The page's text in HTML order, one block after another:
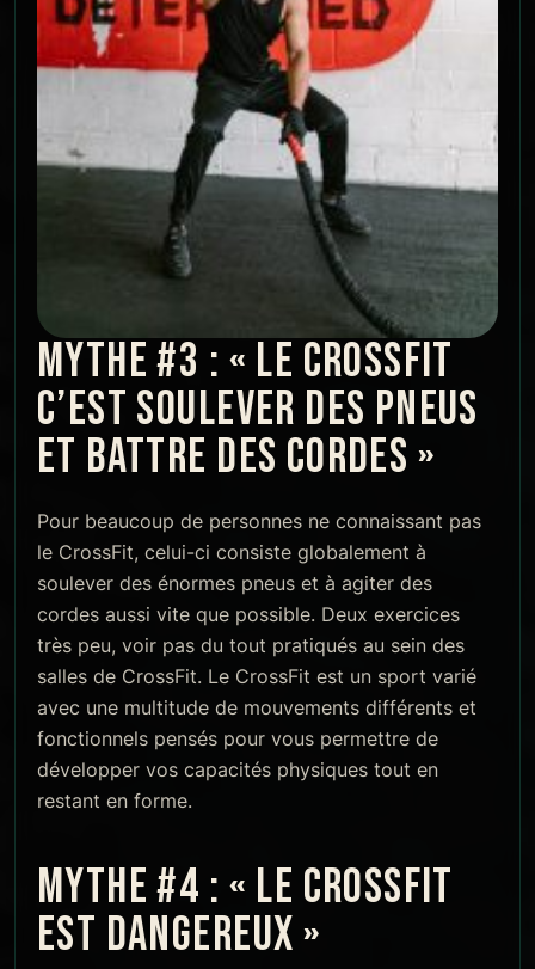
MYTHE #3 : « LE CROSSFIT
C’EST SOULEVER DES PNEUS
ET BATTRE DES CORDES »
Pour beaucoup de personnes ne connaissant pas
le CrossFit, celui-ci consiste globalement à
soulever des énormes pneus et à agiter des
cordes aussi vite que possible. Deux exercices
très peu, voir pas du tout pratiqués au sein des
salles de CrossFit. Le CrossFit est un sport varié
avec une multitude de mouvements différents et
fonctionnels pensés pour vous permettre de
développer vos capacités physiques tout en
restant en forme.
MYTHE #4 : « LE CROSSFIT
EST DANGEREUX »